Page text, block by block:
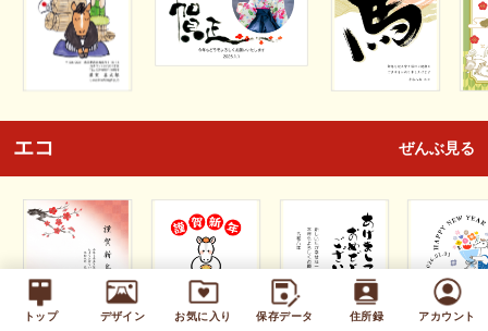
トップ デザイン お気に入り 保存データ 住所録 アカウント
エコ ぜんぶ見る